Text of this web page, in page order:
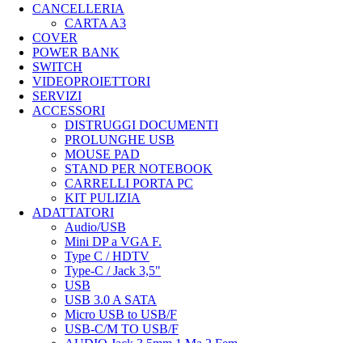
CANCELLERIA
CARTA A3
COVER
POWER BANK
SWITCH
VIDEOPROIETTORI
SERVIZI
ACCESSORI
DISTRUGGI DOCUMENTI
PROLUNGHE USB
MOUSE PAD
STAND PER NOTEBOOK
CARRELLI PORTA PC
KIT PULIZIA
ADATTATORI
Audio/USB
Mini DP a VGA F.
Type C / HDTV
Type-C / Jack 3,5"
USB
USB 3.0 A SATA
Micro USB to USB/F
USB-C/M TO USB/F